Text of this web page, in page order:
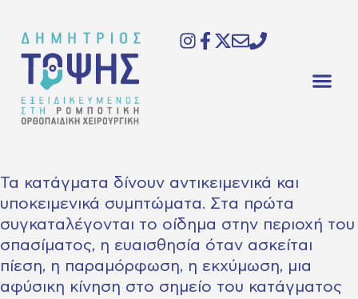
Τα κατάγματα δίνουν αντικειμενικά και
υποκειμενικά συμπτώματα. Στα πρώτα
συγκαταλέγονται το οίδημα στην περιοχή του
σπασίματος, η ευαισθησία όταν ασκείται
πίεση, η παραμόρφωση, η εκχύμωση, μια
αφύσικη κίνηση στο σημείο του κατάγματος